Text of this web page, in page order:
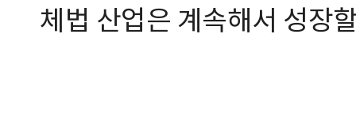
체법 산업은 계속해서 성장